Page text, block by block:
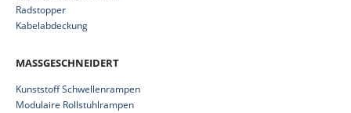
Radstopper
Kabelabdeckung
MASSGESCHNEIDERT
Kunststoff Schwellenrampen
Modulaire Rollstuhlrampen